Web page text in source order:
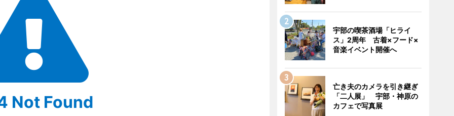
Not Found
宇部の喫茶酒場「ヒライ
ス」2周年 古着×フード×
音楽イベント開催へ
亡き夫のカメラを引き継ぎ
「二人展」 宇部・神原の
カフェで写真展